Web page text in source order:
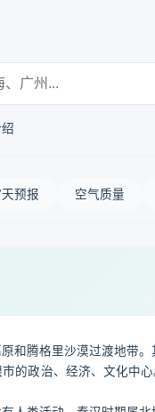
预报 空气质量
和腾格里沙漠过渡地带
的政治、经济、文化中